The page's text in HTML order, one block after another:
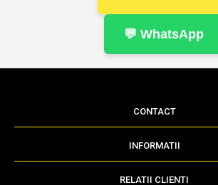
💬 WhatsApp
CONTACT
INFORMATII
RELATII CLIENTI